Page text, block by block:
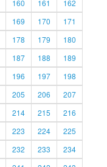
160 161
162
169 170
171
178 179
180
187 188
189
196 197
198
205 206
207
214 215
216
223 224
225
232 233
234